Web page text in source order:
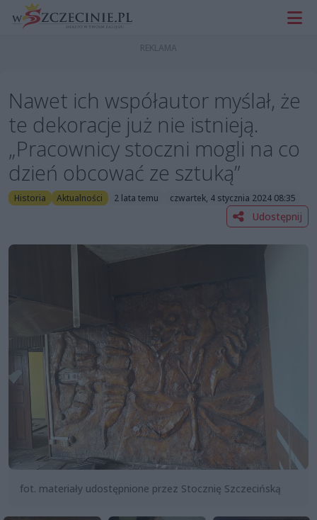
Nawet ich współautor myślał, że
te dekoracje już nie istnieją.
„Pracownicy stoczni mogli na co
dzień obcować ze sztuką”
Historia Aktualności 2 lata temu czwartek, 4 stycznia 2024 08:35
Udostępnij
fot. materiały udostępnione przez Stocznię Szczecińską